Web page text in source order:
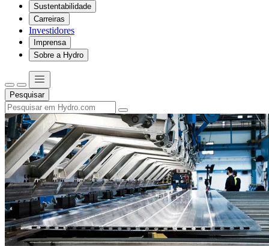
Sustentabilidade
Carreiras
Investidores
Imprensa
Sobre a Hydro
Pesquisar